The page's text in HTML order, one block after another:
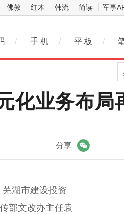
佛教 红木 韩流 简读 军事
/ 手 机 / 平 板 /
化业务布局
分享
湖市建设投资
部文改办主任袁